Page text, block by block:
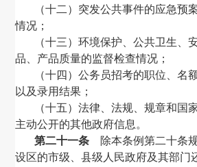
（十二）突发公共事件的应急预
情况；
（十三）环境保护、公共卫生、
品、产品质量的监督检查情况；
（十四）公务员招考的职位、名
以及录用结果；
（十五）法律、法规、规章和国
主动公开的其他政府信息。
第二十一条 除本条例第二十条
设区的市级、县级人民政府及其部门